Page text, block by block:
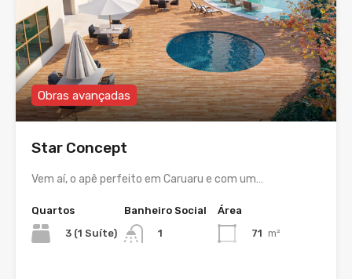
Obras avançadas
Star Concept
Vem aí, o apê perfeito em Caruaru e com um…
Quartos
3 (1 Suíte)
Banheiro Social
1
Área
71 m²